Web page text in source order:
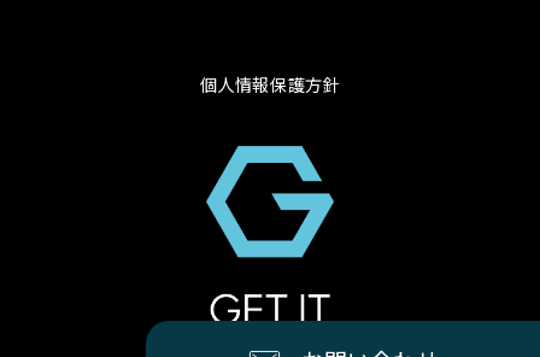
個人情報保護方針